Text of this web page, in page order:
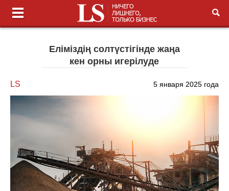
Еліміздің солтүстігінде жаңа
кен орны игерілуде
LS 5 января 2025 года